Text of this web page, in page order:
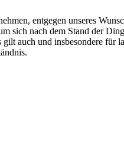
entgegen unseres
sich nach dem Stand der
auch und insbesondere für